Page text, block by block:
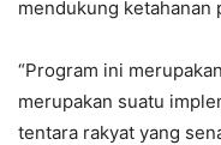
mendukung ketahanan
“Program ini
merupakan suatu
tentara rakyat yang